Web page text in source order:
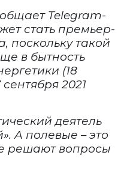
Telegram-
стать премьер-
поскольку такой
в бытность
(18
2021
деятель
». А полевые –это
решают вопросы